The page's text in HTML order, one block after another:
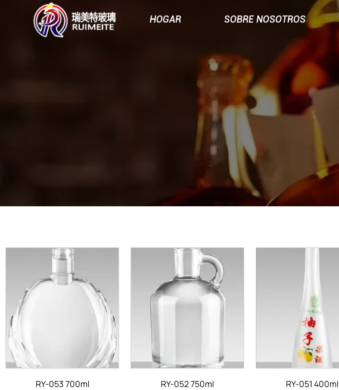
HOGAR SOBRE NOSOTROS
RY-053 700ml RY-052 750ml RY-051 400ml